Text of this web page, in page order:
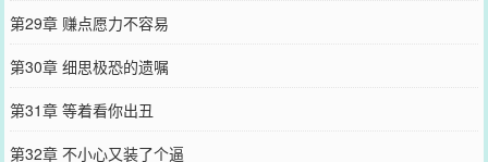
第29章 赚点愿力不容易
第30章 细思极恐的遗嘱
第31章 等着看你出丑
第32章 不小心又装了个逼